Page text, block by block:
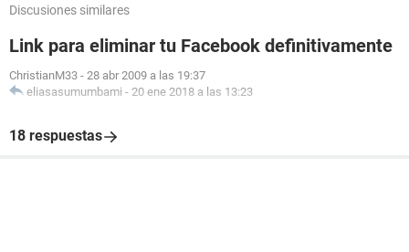
Discusiones similares
Link para eliminar tu Facebook definitivamente
ChristianM33 - 28 abr 2009 a las 19:37
eliasasumumbami - 20 ene 2018 a las 13:23
18 respuestas